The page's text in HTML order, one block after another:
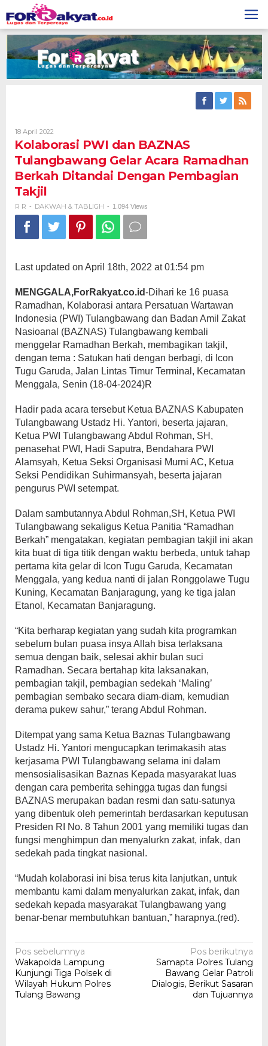
to
content
18 April 2022
R
Kolaborasi PWI dan BAZNAS
Tulangbawang Gelar Acara Ramadhan
Berkah Ditandai Dengan Pembagian
Takjil
R R - DAKWAH & TABLIGH - 1.094 Views
Last updated on April 18th, 2022 at 01:54 pm
MENGGALA,ForRakyat.co.id-Dihari ke 16 puasa
Ramadhan, Kolaborasi antara Persatuan Wartawan
Indonesia (PWI) Tulangbawang dan Badan Amil Zakat
Nasioanal (BAZNAS) Tulangbawang kembali
menggelar Ramadhan Berkah, membagikan takjil,
dengan tema : Satukan hati dengan berbagi, di Icon
Tugu Garuda, Jalan Lintas Timur Terminal, Kecamatan
Menggala, Senin (18-04-2024)R
Hadir pada acara tersebut Ketua BAZNAS Kabupaten
Tulangbawang Ustadz Hi. Yantori, beserta jajaran,
Ketua PWI Tulangbawang Abdul Rohman, SH,
penasehat PWI, Hadi Saputra, Bendahara PWI
Alamsyah, Ketua Seksi Organisasi Murni AC, Ketua
Seksi Pendidikan Suhirmansyah, beserta jajaran
pengurus PWI setempat.
Dalam sambutannya Abdul Rohman,SH, Ketua PWI
Tulangbawang sekaligus Ketua Panitia “Ramadhan
Berkah” mengatakan, kegiatan pembagian takjil ini akan
kita buat di tiga titik dengan waktu berbeda, untuk tahap
pertama kita gelar di Icon Tugu Garuda, Kecamatan
Menggala, yang kedua nanti di jalan Ronggolawe Tugu
Kuning, Kecamatan Banjaragung, yang ke tiga jalan
Etanol, Kecamatan Banjaragung.
“Kita berharap kegiatan yang sudah kita programkan
sebelum bulan puasa insya Allah bisa terlaksana
semua dengan baik, selesai akhir bulan suci
Ramadhan. Secara bertahap kita laksanakan,
pembagian takjil, pembagian sedekah ‘Maling’
pembagian sembako secara diam-diam, kemudian
derama pukew sahur,” terang Abdul Rohman.
Ditempat yang sama Ketua Baznas Tulangbawang
Ustadz Hi. Yantori mengucapkan terimakasih atas
kerjasama PWI Tulangbawang selama ini dalam
mensosialisasikan Baznas Kepada masyarakat luas
dengan cara pemberita sehingga tugas dan fungsi
BAZNAS merupakan badan resmi dan satu-satunya
yang dibentuk oleh pemerintah berdasarkan keputusan
Presiden RI No. 8 Tahun 2001 yang memiliki tugas dan
fungsi menghimpun dan menyalurkn zakat, infak, dan
sedekah pada tingkat nasional.
“Mudah kolaborasi ini bisa terus kita lanjutkan, untuk
membantu kami dalam menyalurkan zakat, infak, dan
sedekah kepada masyarakat Tulangbawang yang
benar-benar membutuhkan bantuan,” harapnya.(red).
Navigasi
pos
Pos sebelumnya
Wakapolda Lampung
Kunjungi Tiga Polsek di
Wilayah Hukum Polres
Tulang Bawang
Pos berikutnya
Samapta Polres Tulang
Bawang Gelar Patroli
Dialogis, Berikut Sasaran
dan Tujuannya